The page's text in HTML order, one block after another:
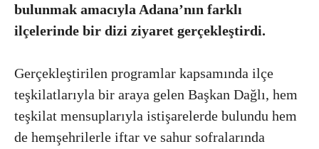
bulunmak amacıyla Adana’nın farklı
ilçelerinde bir dizi ziyaret gerçekleştirdi.
Gerçekleştirilen programlar kapsamında ilçe
teşkilatlarıyla bir araya gelen Başkan Dağlı, hem
teşkilat mensuplarıyla istişarelerde bulundu hem
de hemşehrilerle iftar ve sahur sofralarında